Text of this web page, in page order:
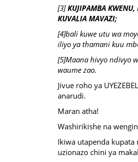
[3]KUJIPAMBA
KUVALIA MAVAZI;
[4]bali kuwe utu wa
iliyo ya thamani kuu
[5]Maana hivyo ndivyo
waume zao.
Jivue roho ya
anarudi.
Maran atha!
Washirikishe na
Ikiwa utapenda kupata
uzionazo chini ya